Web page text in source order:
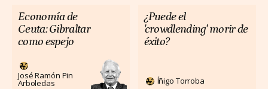
Economía de
Ceuta: Gibraltar
como espejo
José Ramón Pin
Arboledas
¿Puede el
'crowdlending' morir de
éxito?
Íñigo Torroba